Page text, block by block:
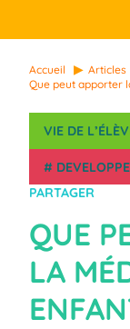
Accueil Articles
Que peut apporter
VIE DE
#
PARTAGER
QUE
LA